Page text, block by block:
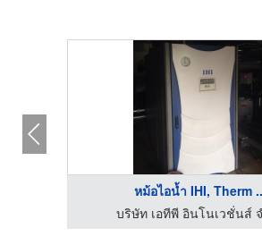
หม้อไอน้ำ IHI, Therm
บริษัท เอทีพี อินโนเวชั่นส์